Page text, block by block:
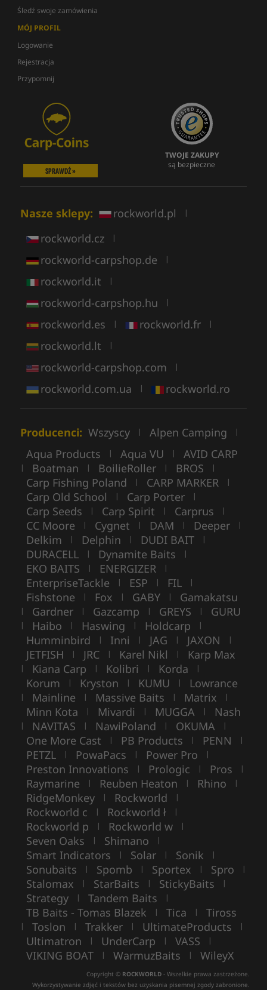
Śledź swoje zamówienia
MÓJ PROFIL
Logowanie
Rejestracja
Przypomnij
SPRAWDŹ »
TWOJE ZAKUPY
są bezpieczne
Nasze sklepy: rockworld.pl |
rockworld.cz |
rockworld-carpshop.de |
rockworld.it |
rockworld-carpshop.hu |
rockworld.es | rockworld.fr |
rockworld.lt |
rockworld-carpshop.com |
rockworld.com.ua | rockworld.ro
Producenci: Wszyscy | Alpen Camping |
Aqua Products | Aqua VU | AVID CARP
| Boatman | BoilieRoller | BROS |
Carp Fishing Poland | CARP MARKER |
Carp Old School | Carp Porter |
Carp Seeds | Carp Spirit | Carprus |
CC Moore | Cygnet | DAM | Deeper |
Delkim | Delphin | DUDI BAIT |
DURACELL | Dynamite Baits |
EKO BAITS | ENERGIZER |
EnterpriseTackle | ESP | FIL |
Fishstone | Fox | GABY | Gamakatsu
| Gardner | Gazcamp | GREYS | GURU
| Haibo | Haswing | Holdcarp |
Humminbird | Inni | JAG | JAXON |
JETFISH | JRC | Karel Nikl | Karp Max
| Kiana Carp | Kolibri | Korda |
Korum | Kryston | KUMU | Lowrance
| Mainline | Massive Baits | Matrix |
Minn Kota | Mivardi | MUGGA | Nash
| NAVITAS | NawiPoland | OKUMA |
One More Cast | PB Products | PENN |
PETZL | PowaPacs | Power Pro |
Preston Innovations | Prologic | Pros |
Raymarine | Reuben Heaton | Rhino |
RidgeMonkey | Rockworld |
Rockworld c | Rockworld ł |
Rockworld p | Rockworld w |
Seven Oaks | Shimano |
Smart Indicators | Solar | Sonik |
Sonubaits | Spomb | Sportex | Spro |
Stalomax | StarBaits | StickyBaits |
Strategy | Tandem Baits |
TB Baits - Tomas Blazek | Tica | Tiross
| Toslon | Trakker | UltimateProducts |
Ultimatron | UnderCarp | VASS |
VIKING BOAT | WarmuzBaits | WileyX
Copyright © ROCKWORLD - Wszelkie prawa zastrzeżone.
Wykorzystywanie zdjęć i tekstów bez uzyskania pisemnej zgody zabronione.